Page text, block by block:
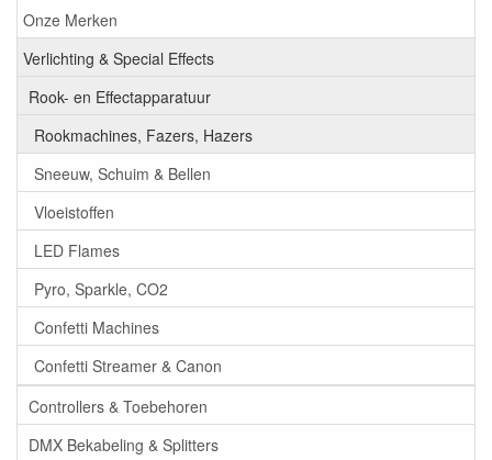
Onze Merken
Verlichting & Special Effects
Rook- en Effectapparatuur
Rookmachines, Fazers, Hazers
Sneeuw, Schuim & Bellen
Vloeistoffen
LED Flames
Pyro, Sparkle, CO2
Confetti Machines
Confetti Streamer & Canon
Controllers & Toebehoren
DMX Bekabeling & Splitters